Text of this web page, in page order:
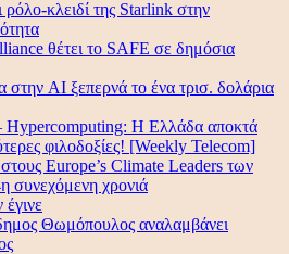
κλειδί της Starlink στην
θέτει το SAFE σε δημόσια
στην AI ξεπερνά το ένα τρισ. δολάρια
Ηypercomputing: Η Ελλάδα αποκτά
φιλοδοξίες! [Weekly Telecom]
Europe’s Climate Leaders των
συνεχόμενη χρονιά
Θωμόπουλος αναλαμβάνει